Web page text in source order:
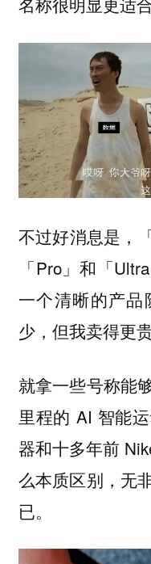
不过好消息是，
「Pro」和「
一个清晰的产品
少，但我卖得更
就拿一些号称能
里程的 AI 智能
器和十多年前
么本质区别，无
已。